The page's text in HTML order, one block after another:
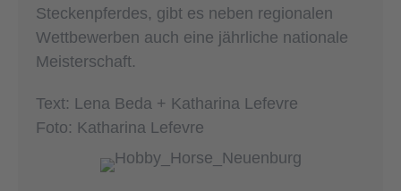
Steckenpferdes, gibt es neben regionalen
Wettbewerben auch eine jährliche nationale
Meisterschaft.
Text: Lena Beda + Katharina Lefevre
Foto: Katharina Lefevre